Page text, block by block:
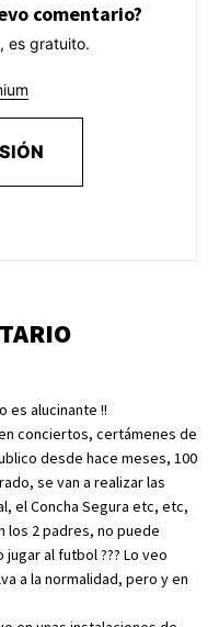
comentario?
es gratuito.
es alucinante !!
conciertos, certámenes de
desde hace meses, 100
se van a realizar las
el Concha Segura etc, etc,
2 padres, no puede
al futbol ??? Lo veo
a la normalidad, pero y en